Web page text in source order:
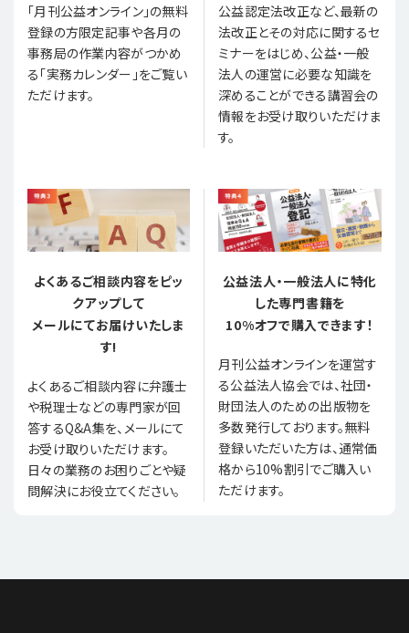
「月刊公益オンライン」の無料
登録の方限定記事や各月の
事務局の作業内容がつかめ
る「実務カレンダー」をご覧い
ただけます。
公益認定法改正など、最新の
法改正とその対応に関するセ
ミナーをはじめ、公益・一般
法人の運営に必要な知識を
深めることができる講習会の
情報をお受け取りいただけま
す。
よくあるご相談内容をピッ
クアップして
メールにてお届けいたしま
す!
よくあるご相談内容に弁護士
や税理士などの専門家が回
答するQ&A集を、メールにて
お受け取りいただけます。
日々の業務のお困りごとや疑
問解決にお役立てください。
公益法人・一般法人に特化
した専門書籍を
10%オフで購入できます！
月刊公益オンラインを運営す
る公益法人協会では、社団・
財団法人のための出版物を
多数発行しております。無料
登録いただいた方は、通常価
格から10%割引でご購入い
ただけます。